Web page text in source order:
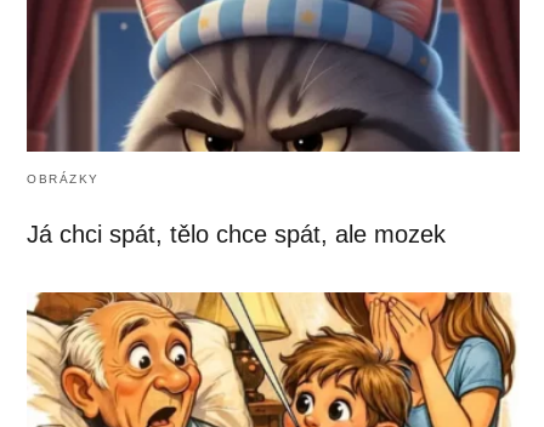
OBRÁZKY
Já chci spát, tělo chce spát, ale mozek